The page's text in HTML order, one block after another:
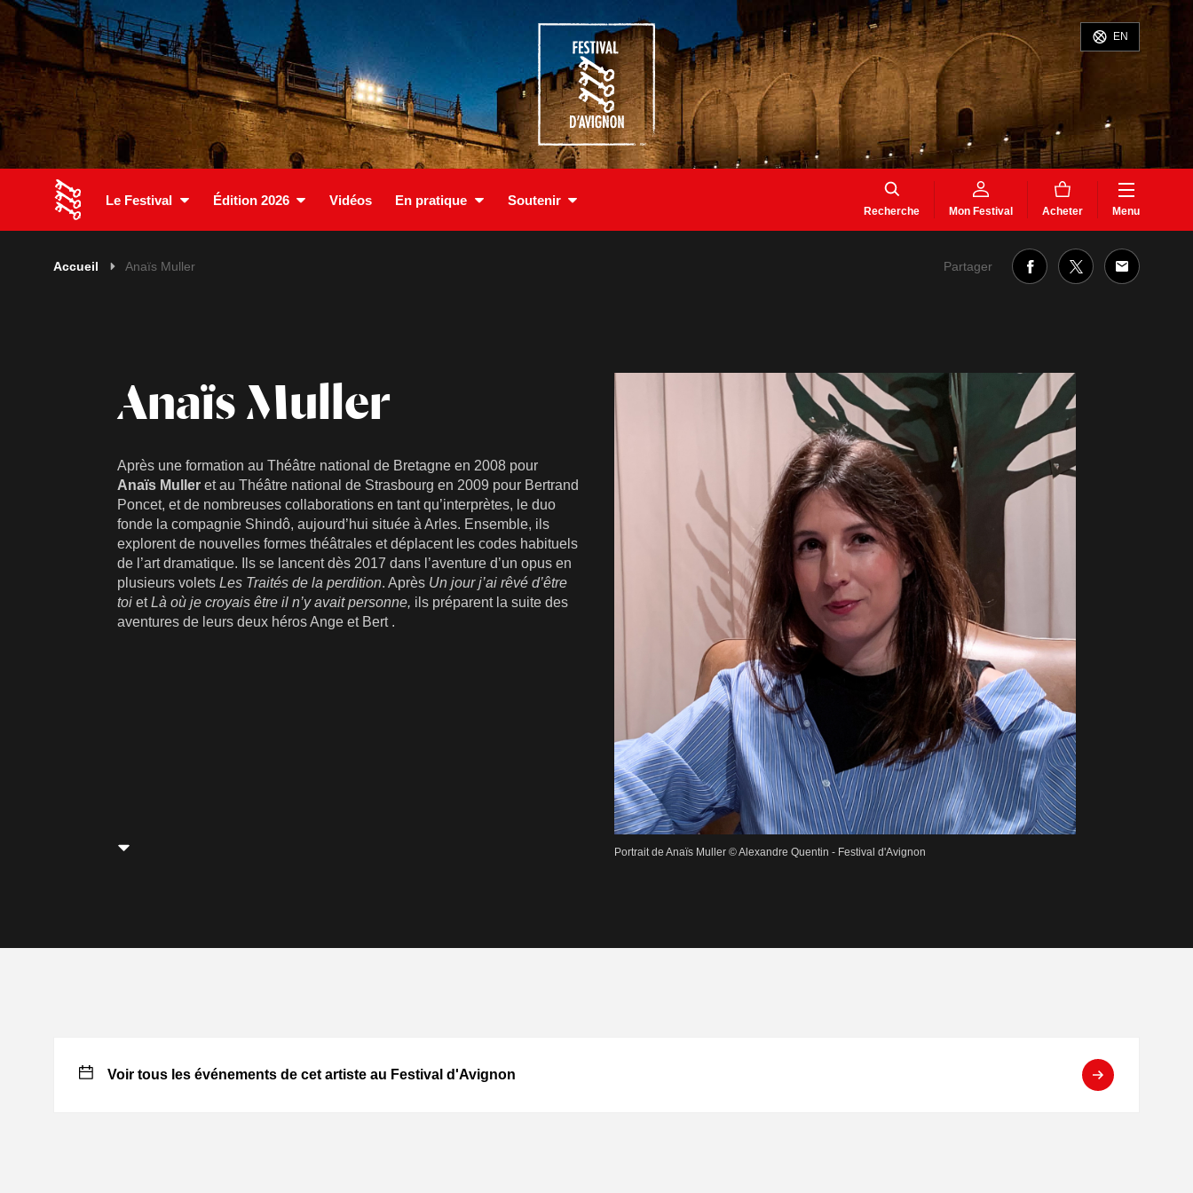
EN
Le Festival Édition 2026 Vidéos En pratique Soutenir
Recherche Mon Festival Acheter Menu
Accueil Anaïs Muller Partager
Anaïs Muller
Après une formation au Théâtre national de Bretagne en 2008 pour
Anaïs Muller et au Théâtre national de Strasbourg en 2009 pour Bertrand
Poncet, et de nombreuses collaborations en tant qu’interprètes, le duo
fonde la compagnie Shindô, aujourd’hui située à Arles. Ensemble, ils
explorent de nouvelles formes théâtrales et déplacent les codes habituels
de l’art dramatique. Ils se lancent dès 2017 dans l’aventure d’un opus en
plusieurs volets Les Traités de la perdition. Après Un jour j’ai rêvé d’être
toi etLà où je croyais être il n’y avait personne, ils préparent la suite des
aventures de leurs deux héros Ange et Bert .
Portrait de Anaïs Muller © Alexandre Quentin - Festival d'Avignon
Voir tous les événements de cet artiste au Festival d'Avignon